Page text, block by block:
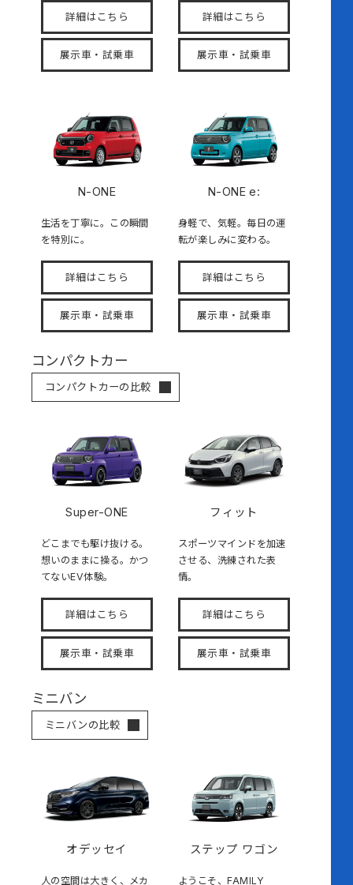
詳細はこちら
展示車・試乗車
詳細はこちら
展示車・試乗車
N-ONE
生活を丁寧に。この瞬間
を特別に。
詳細はこちら
展示車・試乗車
N-ONE e:
身軽で、気軽。毎日の運
転が楽しみに変わる。
詳細はこちら
展示車・試乗車
コンパクトカー
コンパクトカーの比較
Super-ONE
どこまでも駆け抜ける。
想いのままに操る。かつ
てないEV体験。
詳細はこちら
展示車・試乗車
フィット
スポーツマインドを加速
させる、洗練された表
情。
詳細はこちら
展示車・試乗車
ミニバン
ミニバンの比較
オデッセイ
人の空間は大きく、メカ
ステップ ワゴン
ようこそ、FAMILY